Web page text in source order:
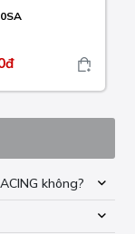
không?